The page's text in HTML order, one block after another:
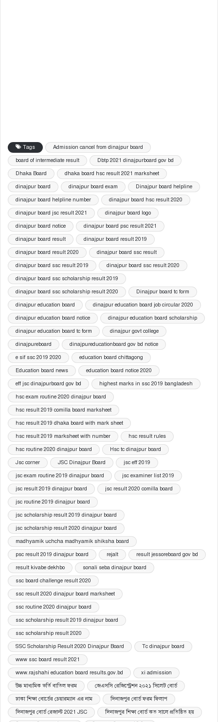
Tags Admission cancel from dinajpur board
board of intermediate result Dbtp 2021 dinajpurboard gov bd
Dhaka Board dhaka board hsc result 2021 marksheet
dinajpur board dinajpur board exam Dinajpur board helpline
dinajpur board helpline number dinajpur board hsc result 2020
dinajpur board jsc result 2021 dinajpur board logo
dinajpur board notice dinajpur board psc result 2021
dinajpur board result dinajpur board result 2019
dinajpur board result 2020 dinajpur board ssc result
dinajpur board ssc result 2019 dinajpur board ssc result 2020
dinajpur board ssc scholarship result 2019
dinajpur board ssc scholarship result 2020 Dinajpur board tc form
dinajpur education board dinajpur education board job circular 2020
dinajpur education board notice dinajpur education board scholarship
dinajpur education board tc form dinajpur govt college
dinajpureboard dinajpureducationboard gov bd notice
e sif ssc 2019 2020 education board chittagong
Education board news education board notice 2020
eff jsc dinajpurboard gov bd highest marks in ssc 2019 bangladesh
hsc exam routine 2020 dinajpur board
hsc result 2019 comilla board marksheet
hsc result 2019 dhaka board with mark sheet
hsc result 2019 marksheet with number hsc result rules
hsc routine 2020 dinajpur board Hsc tc dinajpur board
Jsc corner JSC Dinajpur Board jsc eff 2019
jsc exam routine 2019 dinajpur board jsc examiner list 2019
jsc result 2019 dinajpur board jsc result 2020 comilla board
jsc routine 2019 dinajpur board
jsc scholarship result 2019 dinajpur board
jsc scholarship result 2020 dinajpur board
madhyamik uchcha madhyamik shiksha board
psc result 2019 dinajpur board rejalt result jessoreboard gov bd
result kivabe dekhbo sonali seba dinajpur board
ssc board challenge result 2020
ssc result 2020 dinajpur board marksheet
ssc routine 2020 dinajpur board
ssc scholarship result 2019 dinajpur board
ssc scholarship result 2020
SSC Scholarship Result 2020 Dinajpur Board Tc dinajpur board
www ssc board result 2021
www.rajshahi education board results.gov.bd xi admission
উচ্চ মাধ্যমিক ভর্তি বাতিল ফরম জেএসসি রেজিস্ট্রেশন ২০২১ সিলেট বোর্ড
ঢাকা শিক্ষা বোর্ডের চেয়ারম্যান এর নাম দিনাজপুর বোর্ড ফরম ফিলাপ
দিনাজপুর বোর্ড রেজাল্ট 2021 JSC দিনাজপুর শিক্ষা বোর্ড কত সালে প্রতিষ্ঠিত হয়